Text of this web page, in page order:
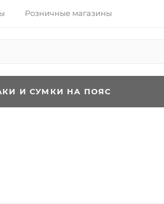
Розничные магазины
И СУМКИ НА ПОЯС